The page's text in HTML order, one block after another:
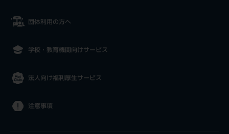
団体利用の方へ
学校・教育機関向けサービス
法人向け福利厚生サービス
注意事項